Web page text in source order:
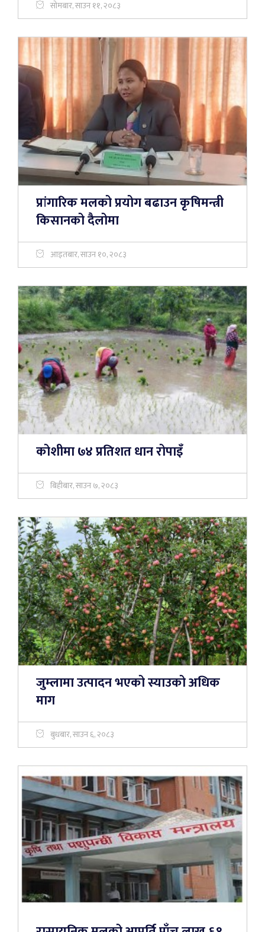
सोमबार, साउन ११, २०८३
प्रांगारिक मलको प्रयोग बढाउन कृषिमन्त्री
किसानको दैलोमा
आइतबार, साउन १०, २०८३
कोशीमा ७४ प्रतिशत धान रोपाइँ
बिहीबार, साउन ७, २०८३
जुम्लामा उत्पादन भएको स्याउको अधिक
माग
बुधबार, साउन ६, २०८३